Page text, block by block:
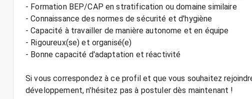
- Formation BEP/CAP en stratification ou domaine similaire
- Connaissance des normes de sécurité et d'hygiène
- Capacité à travailler de manière autonome et en équipe
- Rigoureux(se) et organisé(e)
- Bonne capacité d'adaptation et réactivité
Si vous correspondez à ce profil et que vous souhaitez